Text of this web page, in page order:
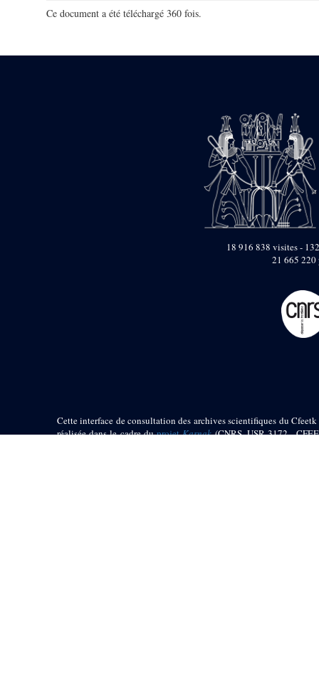
Ce document a été téléchargé 360 fois.
18 916 838 visites -
21 665 220
Cette interface de consultation des archives scientifiques du Cfeetk
réalisée dans le cadre duprojetKarnak(CNRS, USR 3172 -